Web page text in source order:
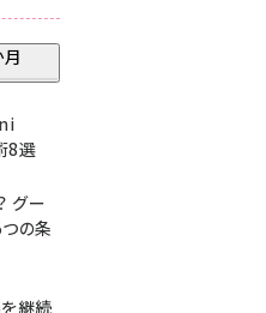
8選
グー
の条
継続